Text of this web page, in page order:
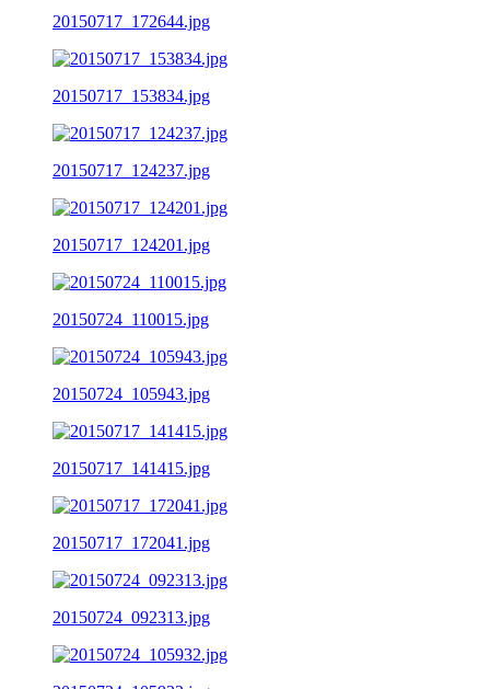
20150717_172644.jpg
20150717_153834.jpg
20150717_124237.jpg
20150717_124201.jpg
20150724_110015.jpg
20150724_105943.jpg
20150717_141415.jpg
20150717_172041.jpg
20150724_092313.jpg